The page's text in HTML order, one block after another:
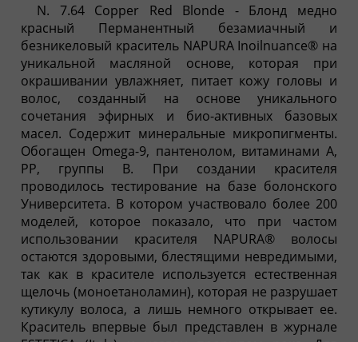
N. 7.64 Copper Red Blonde - Блонд медно
красный Перманентный безамиачный и
безникеловый краситель NAPURA Inoilnuance® на
уникальной масляной основе, которая при
окрашивании увлажняет, питает кожу головы и
волос, созданный на основе уникального
сочетания эфирных и био-активных базовых
масел. Содержит минеральные микропигменты.
Обогащен Omega-9, пантенолом, витаминами А,
РР, группы B. При создании красителя
проводилось тестирование на базе болонского
Университета. В котором участвовало более 200
моделей, которое показало, что при частом
использовании красителя NAPURA® волосы
остаются здоровыми, блестящими невредимыми,
так как в красителе используется естественная
щелочь (моноетаноламин), которая не разрушает
кутикулу волоса, а лишь немного открывает ее.
Краситель впервые был представлен в журнале